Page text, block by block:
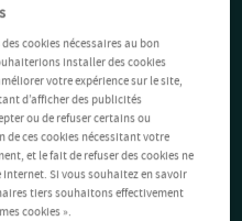
cookies nécessaires au bon
installer des cookies
votre expérience sur le site,
d’afficher des publicités
ou de refuser certains ou
de ces cookies nécessitant votre
et le fait de refuser des cookies ne
Si vous souhaitez en savoir
tiers souhaitons effectivement
cookies ».